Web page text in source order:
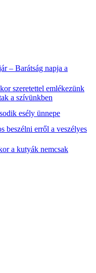
– Barátság napja a
szeretettel emlékezünk
a szívünkben
esély ünnepe
beszélni erről a veszélyes
a kutyák nemcsak